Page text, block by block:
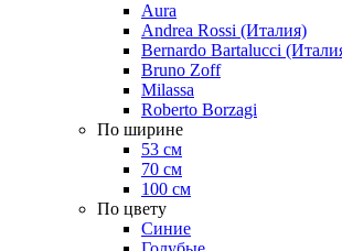
Aura
Andrea Rossi (Италия)
Bernardo Bartalucci
Bruno Zoff
Milassa
Roberto Borzagi
По ширине
53 см
70 см
100 см
По цвету
Синие